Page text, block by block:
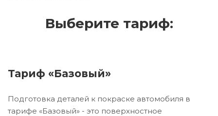
Выберите тариф:
Тариф «Базовый»
Подготовка деталей к покраске автомобиля в
тарифе «Базовый» - это поверхностное